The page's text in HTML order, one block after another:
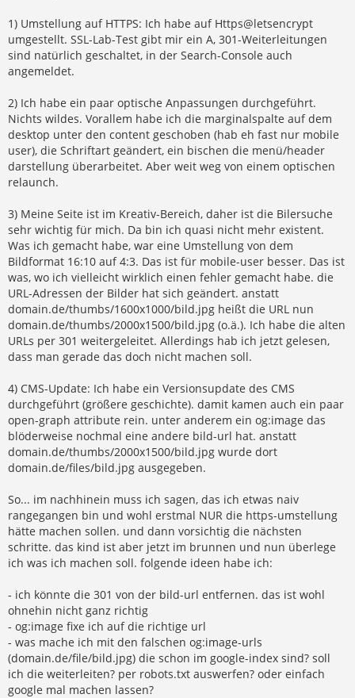
1) Umstellung auf HTTPS: Ich habe auf Https@letsencrypt
umgestellt. SSL-Lab-Test gibt mir ein A, 301-Weiterleitungen
sind natürlich geschaltet, in der Search-Console auch
angemeldet.
2) Ich habe ein paar optische Anpassungen durchgeführt.
Nichts wildes. Vorallem habe ich die marginalspalte auf dem
desktop unter den content geschoben (hab eh fast nur mobile
user), die Schriftart geändert, ein bischen die menü/header
darstellung überarbeitet. Aber weit weg von einem optischen
relaunch.
3) Meine Seite ist im Kreativ-Bereich, daher ist die Bilersuche
sehr wichtig für mich. Da bin ich quasi nicht mehr existent.
Was ich gemacht habe, war eine Umstellung von dem
Bildformat 16:10 auf 4:3. Das ist für mobile-user besser. Das ist
was, wo ich vielleicht wirklich einen fehler gemacht habe. die
URL-Adressen der Bilder hat sich geändert. anstatt
domain.de/thumbs/1600x1000/bild.jpg heißt die URL nun
domain.de/thumbs/2000x1500/bild.jpg (o.ä.). Ich habe die alten
URLs per 301 weitergeleitet. Allerdings hab ich jetzt gelesen,
dass man gerade das doch nicht machen soll.
4) CMS-Update: Ich habe ein Versionsupdate des CMS
durchgeführt (größere geschichte). damit kamen auch ein paar
open-graph attribute rein. unter anderem ein og:image das
blöderweise nochmal eine andere bild-url hat. anstatt
domain.de/thumbs/2000x1500/bild.jpg wurde dort
domain.de/files/bild.jpg ausgegeben.
So... im nachhinein muss ich sagen, das ich etwas naiv
rangegangen bin und wohl erstmal NUR die https-umstellung
hätte machen sollen. und dann vorsichtig die nächsten
schritte. das kind ist aber jetzt im brunnen und nun überlege
ich was ich machen soll. folgende ideen habe ich:
- ich könnte die 301 von der bild-url entfernen. das ist wohl
ohnehin nicht ganz richtig
- og:image fixe ich auf die richtige url
- was mache ich mit den falschen og:image-urls
(domain.de/file/bild.jpg) die schon im google-index sind? soll
ich die weiterleiten? per robots.txt auswerfen? oder einfach
google mal machen lassen?